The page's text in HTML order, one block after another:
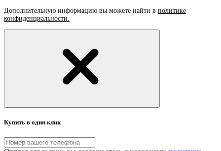
Дополнительную информацию вы можете найти в политике
конфиденциальности.
Купить в один клик